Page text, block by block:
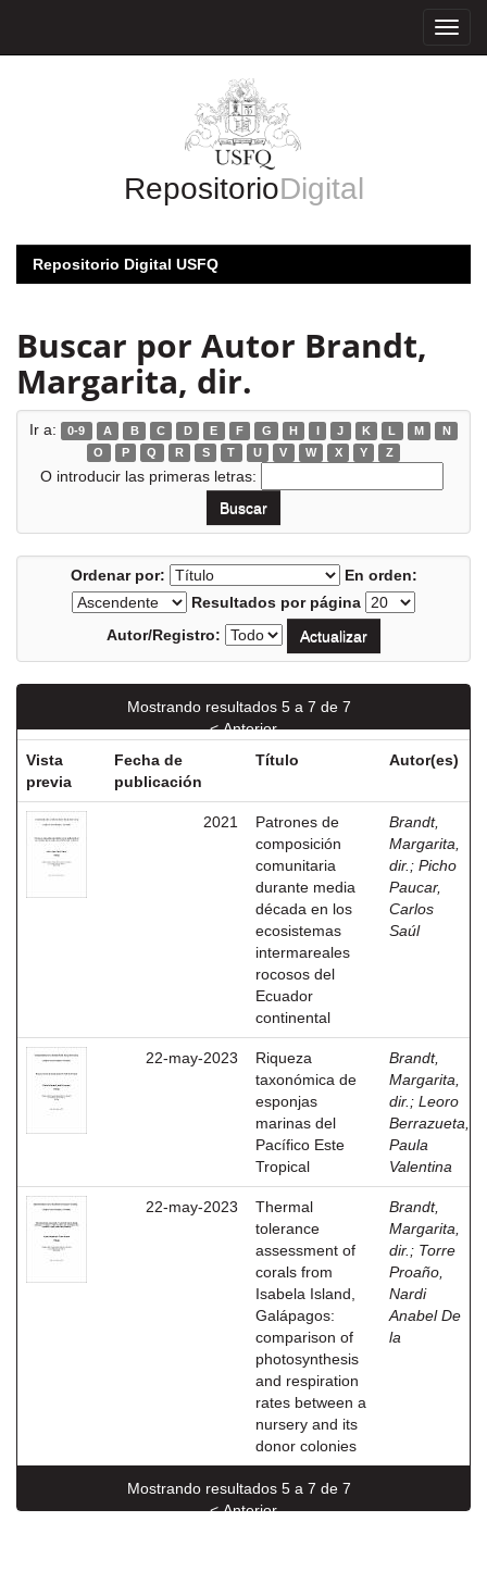
RepositorioDigital
Repositorio Digital USFQ
Buscar por Autor Brandt,
Margarita, dir.
Ir a: 0-9 A B C D E F G H I J K L M
N
O
P Q R S T U V W X Y Z
O introducir las primeras letras:
Ordenar por:
En orden:
Resultados por página
Autor/Registro:
Mostrando resultados 5 a 7 de 7
< Anterior
Vista
previa
Fecha de
publicación
Título Autor(es)
2021
Patrones de
composición
comunitaria
durante media
década en los
ecosistemas
intermareales
rocosos del
Ecuador
continental
Brandt,
Margarita,
dir. ; Picho
Paucar,
Carlos
Saúl
22-may-2023
Riqueza
taxonómica de
esponjas
marinas del
Pacífico Este
Tropical
Brandt,
Margarita,
dir. ; Leoro
Berrazueta,
Paula
Valentina
22-may-2023
Thermal
tolerance
assessment of
corals from
Isabela Island,
Galápagos:
comparison of
photosynthesis
and respiration
rates between a
nursery and its
donor colonies
Brandt,
Margarita,
dir. ; Torre
Proaño,
Nardi
Anabel De
la
Mostrando resultados 5 a 7 de 7
< Anterior